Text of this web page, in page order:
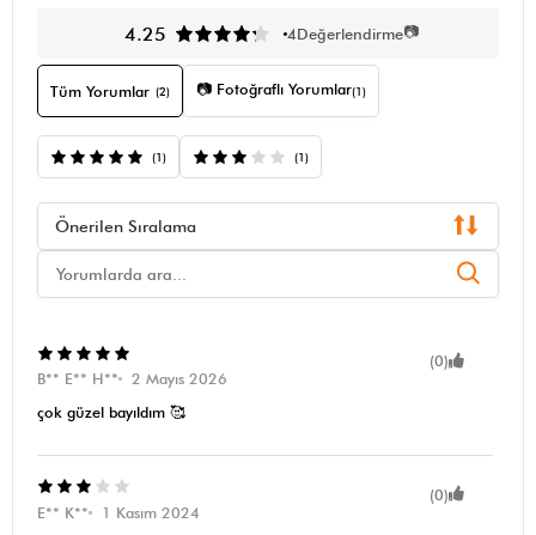
4.25 4Değerlendirme📷
Tüm Yorumlar (2) 📷 Fotoğraflı Yorumlar(1)
(1) (1)
Önerilen Sıralama
(0)
B** E** H**
2 Mayıs 2026
çok güzel bayıldım 🥰
(0)
E** K**
1 Kasım 2024